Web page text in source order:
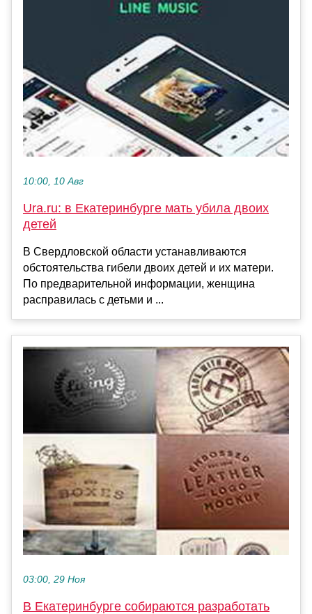
10:00, 10 Авг
Ura.ru: в Екатеринбурге мать убила двоих
детей
В Свердловской области устанавливаются
обстоятельства гибели двоих детей и их матери.
По предварительной информации, женщина
расправилась с детьми и ...
03:00, 29 Ноя
В Екатеринбурге собираются разработать